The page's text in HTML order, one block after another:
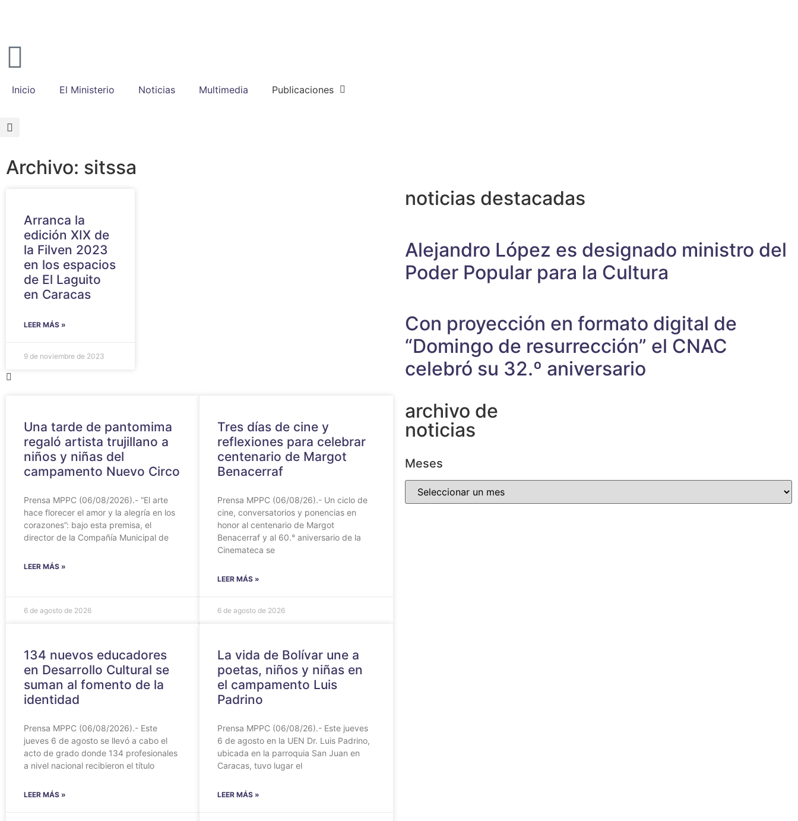
Inicio El Ministerio Noticias Multimedia Publicaciones
Archivo: sitssa
Arranca la
edición XIX de
la Filven 2023
en los espacios
de El Laguito
en Caracas
LEER MÁS »
9 de noviembre de 2023
Una tarde de pantomima
regaló artista trujillano a
niños y niñas del
campamento Nuevo Circo
Prensa MPPC (06/08/2026).- “El arte
hace florecer el amor y la alegría en los
corazones”: bajo esta premisa, el
director de la Compañía Municipal de
LEER MÁS »
6 de agosto de 2026
Tres días de cine y
reflexiones para celebrar
centenario de Margot
Benacerraf
Prensa MPPC (06/08/26).- Un ciclo de
cine, conversatorios y ponencias en
honor al centenario de Margot
Benacerraf y al 60.° aniversario de la
Cinemateca se
LEER MÁS »
6 de agosto de 2026
134 nuevos educadores
en Desarrollo Cultural se
suman al fomento de la
identidad
Prensa MPPC (06/08/2026).- Este
jueves 6 de agosto se llevó a cabo el
acto de grado donde 134 profesionales
a nivel nacional recibieron el título
LEER MÁS »
‎La vida de Bolívar une a
poetas, niños y niñas en
el campamento Luis
Padrino
‎Prensa MPPC (06/08/26).- Este jueves
6 de agosto en la UEN Dr. Luis Padrino,
ubicada en la parroquia San Juan en
Caracas, tuvo lugar el
LEER MÁS »
noticias destacadas
Alejandro López es designado ministro del
Poder Popular para la Cultura
Con proyección en formato digital de
“Domingo de resurrección” el CNAC
celebró su 32.º aniversario
archivo de
noticias
Meses